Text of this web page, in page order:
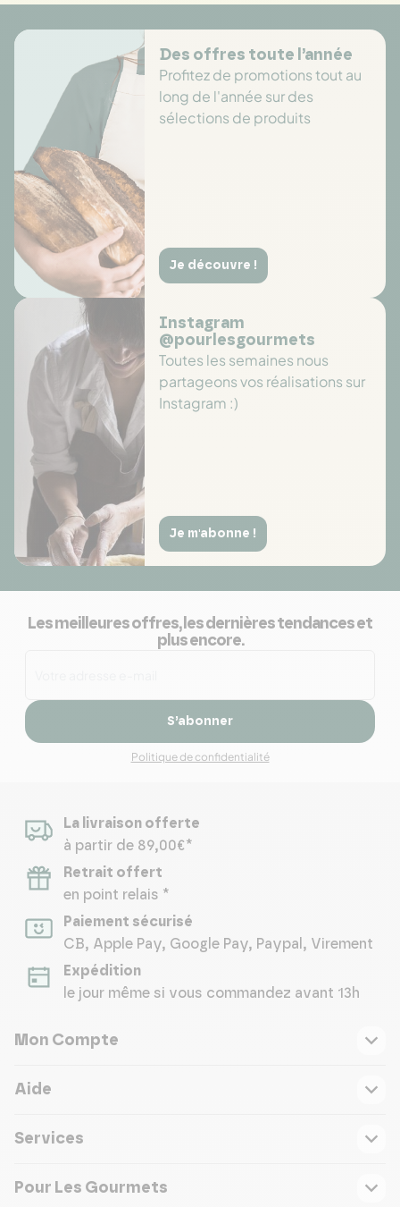
Des offres toute l’année
Profitez de promotions tout au
long de l'année sur des
sélections de produits
Je découvre !
Instagram
@pourlesgourmets
Toutes les semaines nous
partageons vos réalisations sur
Instagram :)
Je m'abonne !
Les meilleures offres, les dernières tendances et
plus encore.
S’abonner
Politique de confidentialité
La livraison offerte
à partir de 89,00€*
Retrait offert
en point relais *
Paiement sécurisé
CB, Apple Pay, Google Pay, Paypal, Virement
Expédition
le jour même si vous commandez avant 13h
Mon Compte
Aide
Services
Pour Les Gourmets